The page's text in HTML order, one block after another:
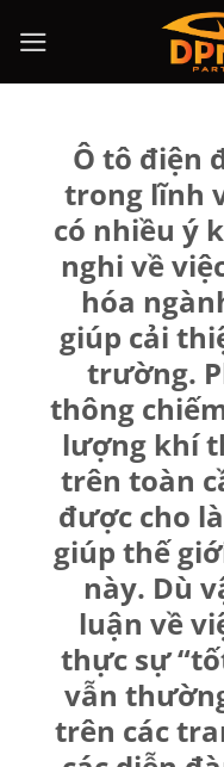
đến
nội
Ô tô điện
trong lĩnh
có nhiều ý
nghi về
hóa
giúp cải
trường.
thông
lượng khí
trên toàn
được cho
giúp thế
này. Dù
luận về
thực sự
vẫn
trên các